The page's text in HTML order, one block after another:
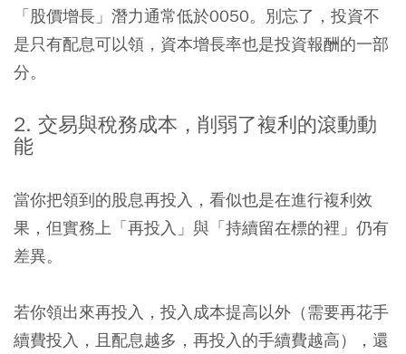
「股價增長」潛力通常低於0050。別忘了，投資不
是只有配息可以領，資本增長率也是投資報酬的一部
分。
2. 交易與稅務成本，削弱了複利的滾動動
能
當你把領到的股息再投入，看似也是在進行複利效
果，但實務上「再投入」與「持續留在標的裡」仍有
差異。
若你領出來再投入，投入成本提高以外（需要再花手
續費投入，且配息越多，再投入的手續費越高），還